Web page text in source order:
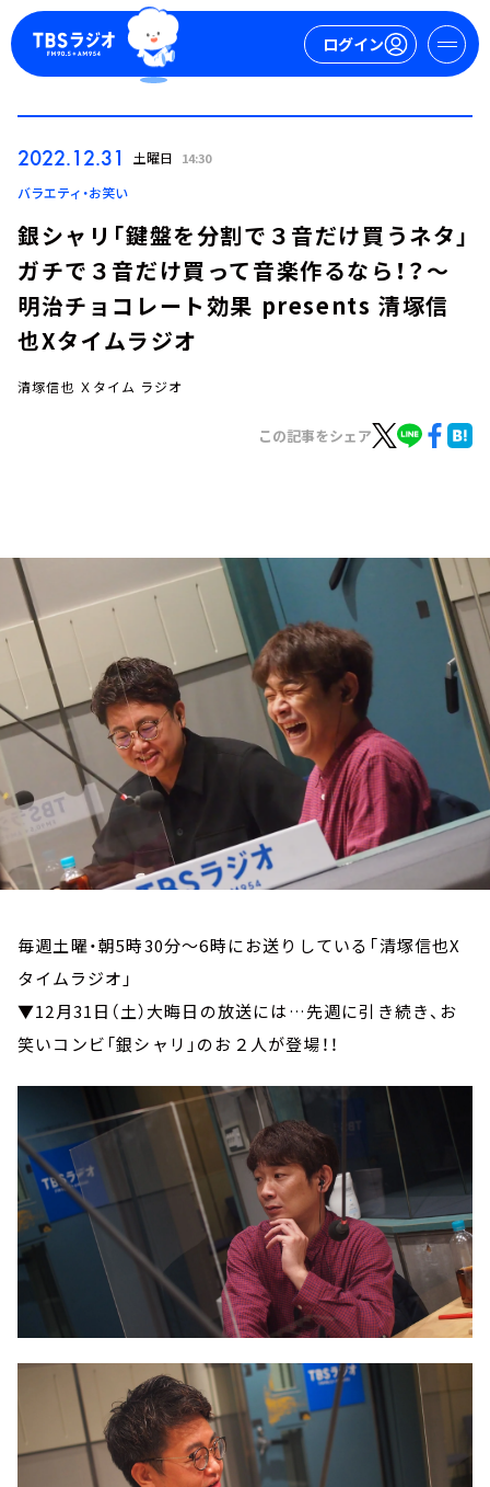
ログイン
ログイン
今日の番組表
YouTube
会社情報
2022.12.31 土曜日 14:30
バラエティ・お笑い
銀シャリ「鍵盤を分割で３音だけ買うネタ」
ガチで３音だけ買って音楽作るなら！？～
明治チョコレート効果 presents 清塚信
也Xタイムラジオ
清塚信也 Ｘタイム ラジオ
この記事をシェア
毎週土曜・朝5時30分～6時にお送りしている「清塚信也X
タイムラジオ」
▼12月31日（土）大晦日の放送には…先週に引き続き、お
笑いコンビ「銀シャリ」のお２人が登場！！